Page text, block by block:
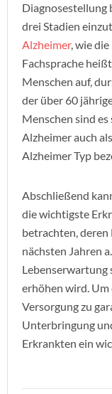
Diagnosestellung
drei Stadien
Alzheimer, wie
Fachsprache
Menschen auf,
der über 60
Menschen sind
Alzheimer auch
Alzheimer Typ
Abschließend
die wichtigste
betrachten,
nächsten Jahren
Lebenserwartung
erhöhen wird.
Versorgung zu
Unterbringung
Erkrankten ein